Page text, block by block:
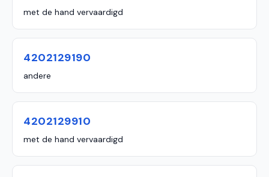
met de hand vervaardigd
4202129190
andere
4202129910
met de hand vervaardigd